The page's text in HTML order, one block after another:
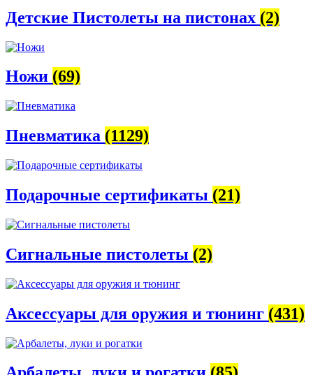
Детские Пистолеты на пистонах (2)
Ножи (69)
Пневматика (1129)
Подарочные сертификаты (21)
Сигнальные пистолеты (2)
Аксессуары для оружия и тюнинг (431)